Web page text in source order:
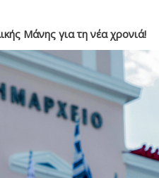
Μάνης για τη νέα χρονιά!